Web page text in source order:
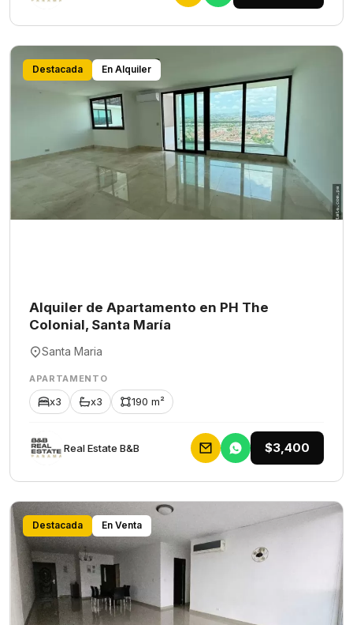
Destacada En Alquiler
Alquiler de Apartamento en PH The
Colonial, Santa María
Santa Maria
APARTAMENTO
x3 x3 190 m²
Rеаl Еstаtе В&В $3,400
Destacada En Venta